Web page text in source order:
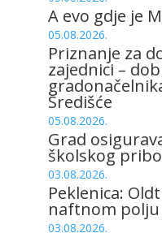
A evo gdje je
05.08.2026.
Priznanje za
zajednici –
Središće
05.08.2026.
Grad
školskog
03.08.2026.
Peklenica:
naftnom polju
03.08.2026.